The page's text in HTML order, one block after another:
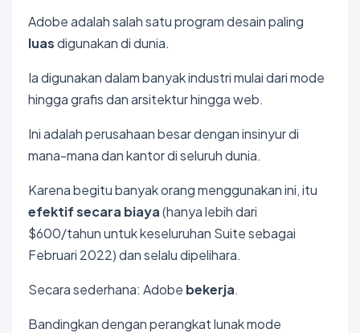
Adobe adalah salah satu program desain paling
luasdigunakan di dunia.
Ia digunakan dalam banyak industri mulai dari mode
hingga grafis dan arsitektur hingga web.
Ini adalah perusahaan besar dengan insinyur di
mana-mana dan kantor di seluruh dunia.
Karena begitu banyak orang menggunakan ini, itu
efektif secara biaya(hanya lebih dari
$600/tahun untuk keseluruhan Suite sebagai
Februari 2022) dan selalu dipelihara.
Secara sederhana: Adobe bekerja.
Bandingkan dengan perangkat lunak mode